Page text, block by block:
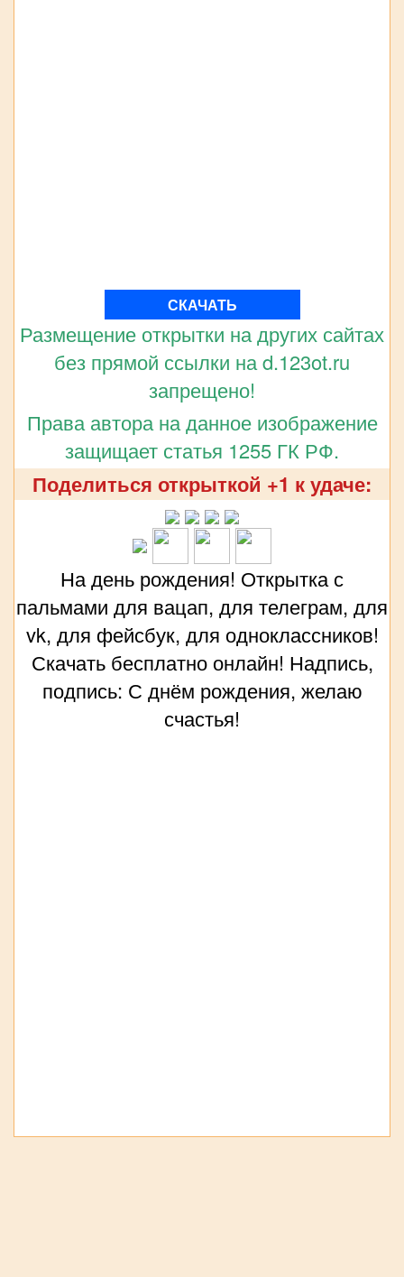
СКАЧАТЬ
Размещение открытки на других сайтах
без прямой ссылки на d.123ot.ru
запрещено!
Права автора на данное изображение
защищает статья 1255 ГК РФ.
Поделиться открыткой +1 к удаче:
На день рождения! Открытка с
пальмами для вацап, для телеграм, для
vk, для фейсбук, для одноклассников!
Скачать бесплатно онлайн! Надпись,
подпись: С днём рождения, желаю
счастья!